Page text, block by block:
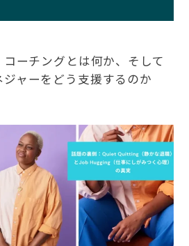
ーチングとは何か、そして
ャーをどう支援するのか